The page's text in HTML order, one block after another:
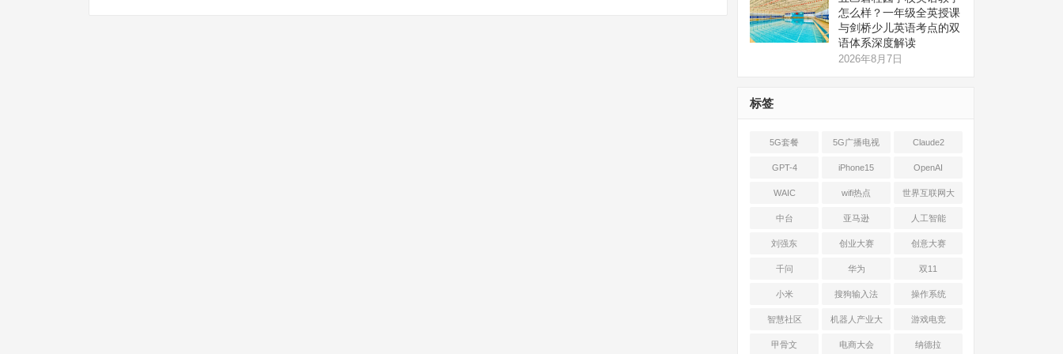
怎么样？一年级全英授课
与剑桥少儿英语考点的双
语体系深度解读
2026年8月7日
标签
5G套餐 5G广播电视 Claude2
GPT-4 iPhone15 OpenAI
WAIC wifi热点 世界互联网大
会
中台 亚马逊 人工智能
刘强东 创业大赛 创意大赛
千问 华为 双11
小米 搜狗输入法 操作系统
智慧社区 机器人产业大
会
游戏电竞
甲骨文 电商大会 纳德拉